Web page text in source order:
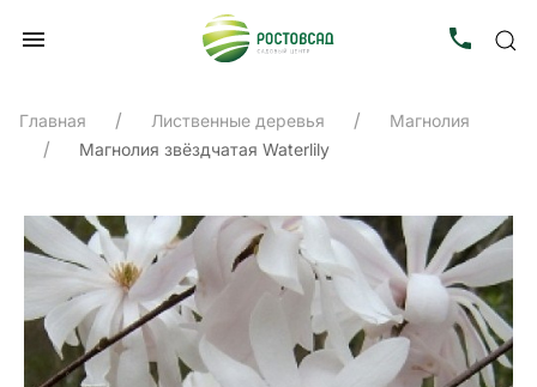
Главная Лиственные деревья
Магнолия
Магнолия звёздчатая Waterlily